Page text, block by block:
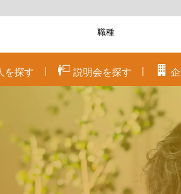
を探す 説明会を探す
にワ